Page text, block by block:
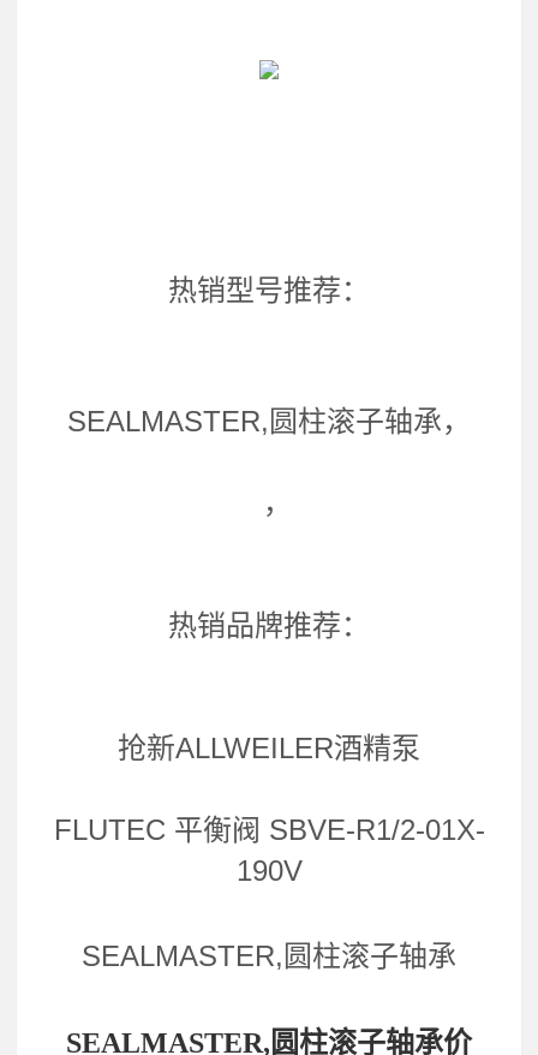
热销型号推荐：
SEALMASTER,圆柱滚子轴承，
，
热销品牌推荐：
抢新ALLWEILER酒精泵
FLUTEC 平衡阀 SBVE-R1/2-01X-
190V
SEALMASTER,圆柱滚子轴承
SEALMASTER,圆柱滚子轴承价